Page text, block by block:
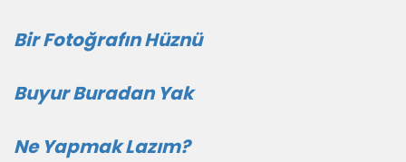
Bir Fotoğrafın Hüznü
Buyur Buradan Yak
Ne Yapmak Lazım?